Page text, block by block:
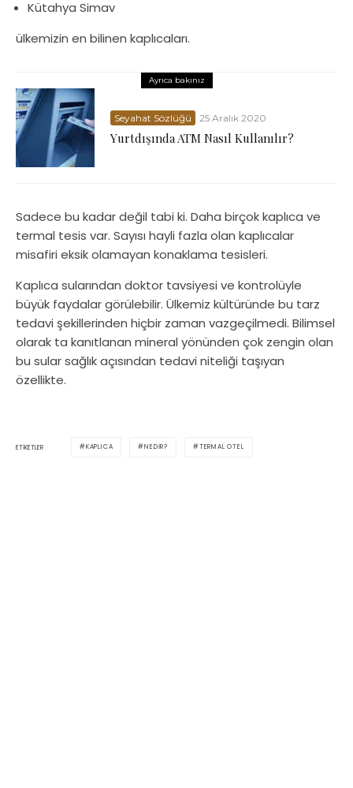
Kütahya Simav
ülkemizin en bilinen kaplıcaları.
Ayrıca bakınız
Seyahat Sözlüğü 25 Aralık 2020
Yurtdışında ATM Nasıl Kullanılır?
Sadece bu kadar değil tabi ki. Daha birçok kaplıca ve
termal tesis var. Sayısı hayli fazla olan kaplıcalar
misafiri eksik olamayan konaklama tesisleri.
Kaplıca sularından doktor tavsiyesi ve kontrolüyle
büyük faydalar görülebilir. Ülkemiz kültüründe bu tarz
tedavi şekillerinden hiçbir zaman vazgeçilmedi. Bilimsel
olarak ta kanıtlanan mineral yönünden çok zengin olan
bu sular sağlık açısından tedavi niteliği taşıyan
özellikte.
ETIKETLER KAPLICA NEDIR? TERMAL OTEL